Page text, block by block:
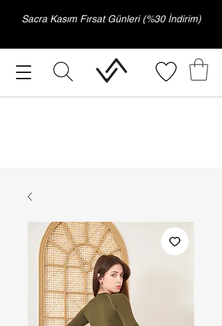
Sacra Kasım Fırsat Günleri (%30 İndirim)